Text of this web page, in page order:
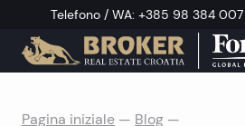
Telefono / WA: +385 98 384 007
Pagina iniziale — Blog —